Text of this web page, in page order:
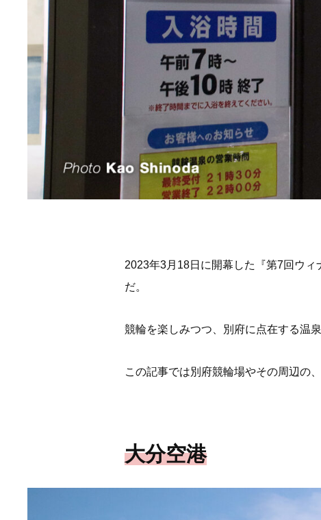
2023年3月18日に開幕した『第7回ウ
だ。
競輪を楽しみつつ、別府に点在する温
この記事では別府競輪場やその周辺の
大分空港